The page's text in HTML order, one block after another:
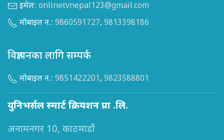
इमेल: onlinetvnepal123@gmail.com
मोबाइल न.: 9860591727, 9813398186
विज्ञापनका लागि सम्पर्क
मोबाइल न.: 9851422201, 9823588801
युनिभर्सल स्मार्ट क्रियशन प्रा .लि.
अनामनगर 10, काठमाडौं